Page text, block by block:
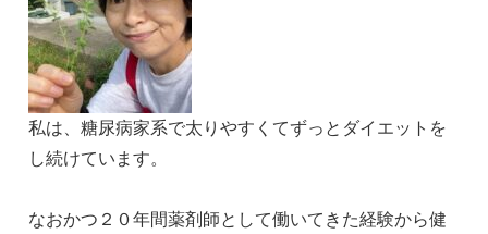
私は、糖尿病家系で太りやすくてずっとダイエットを
し続けています。
なおかつ２０年間薬剤師として働いてきた経験から健